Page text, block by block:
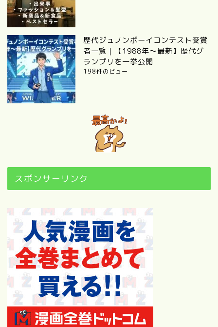
歴代ジュノンボーイコンテスト受賞
者一覧｜【1988年〜最新】歴代グ
ランプリを一挙公開
198件のビュー
スポンサーリンク
プロフィール